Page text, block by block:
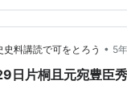
て。すると即座に、
い返事であった。こ
山麓）からここまでの
うことだった。 （２）
史料講読で可をとろう • 5
日片桐且元宛豊臣